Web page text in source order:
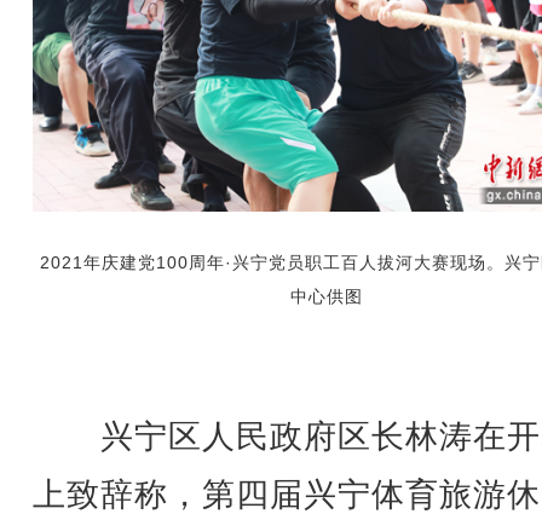
2021年庆建党100周年·兴宁党员职工百人拔河大赛现场。兴
中心供图
兴宁区人民政府区长林涛在
上致辞称，第四届兴宁体育旅游